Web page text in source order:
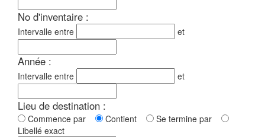
No d'inventaire :
Intervalle entre et
Année :
Intervalle entre et
Lieu de destination :
Commence par Contient
Se termine par
Libellé exact